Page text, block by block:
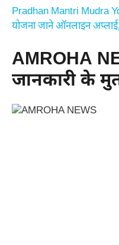
Pradhan Mantri Mudra
योजना जाने ऑनलाइन
AMROHA
जानकारी के